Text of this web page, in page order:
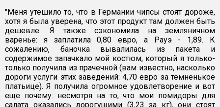
"Меня утешило то, что в Германии чипсы стоят дороже,
хотя я была уверена, что этот продукт там должен быть
дешевле. Я также сэкономила на земляничном
варенье: я заплатила 0,80 евро, а Рауэ - 1,89. К
сожалению, баночка вывалилась из пакета и
содержимое запачкало мой костюм, который я только-
только получила из прачечной (вам известно, насколько
дороги услуги этих заведений: 4,70 евро за темненькое
платьице). Я получила огромное удовлетворение и вот
еще почему: несмотря на то, что мои помидоры для
салата оказались дорогущими (3,23 за кг), они стоят